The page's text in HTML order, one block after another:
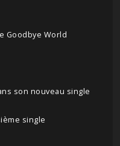
Goodbye World
son nouveau single
single